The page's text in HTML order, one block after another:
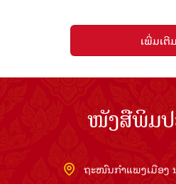
ເພີ່ມເຕີມ
ໜັງສືພິມປ
ຖະໜົນກຳແພງເມືອງ